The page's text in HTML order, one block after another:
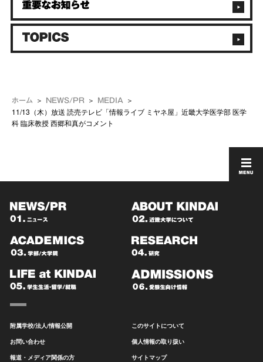
ホーム NEWS/PR MEDIA
11/13（木）放送 読売テレビ「情報ライブ ミヤネ屋」近畿大学医学部 医学
科 臨床教授 西郷和真がコメント
附属学校/法人/情報公開
お問い合わせ
報道・メディア関係の方
このサイトについて
個人情報の取り扱い
サイトマップ